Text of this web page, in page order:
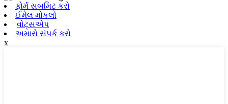
ફોર્મ સબમિટ કરો
ઈમેલ મોકલો
વોટ્સએપ
અમારો સંપર્ક કરો
x